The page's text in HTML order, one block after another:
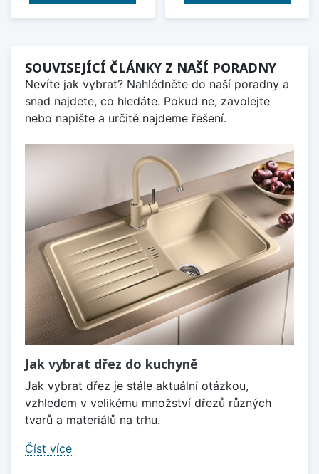
SOUVISEJÍCÍ ČLÁNKY Z NAŠÍ PORADNY
Nevíte jak vybrat? Nahlédněte do naší poradny a
snad najdete, co hledáte. Pokud ne, zavolejte
nebo napište a určitě najdeme řešení.
Jak vybrat dřez do kuchyně
Jak vybrat dřez je stále aktuální otázkou,
vzhledem v velikému množství dřezů různých
tvarů a materiálů na trhu.
Číst více